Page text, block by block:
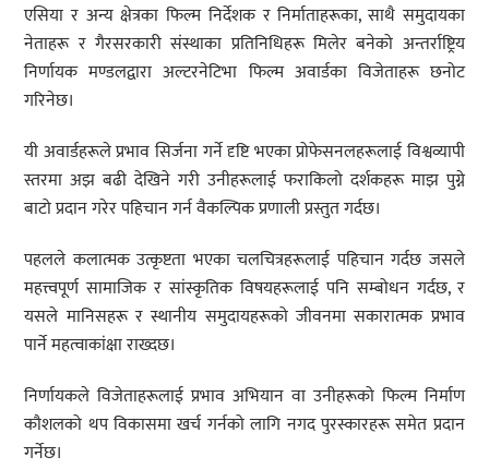
एसिया र अन्य क्षेत्रका फिल्म निर्देशक र निर्माताहरूका, साथै समुदायका
नेताहरू र गैरसरकारी संस्थाका प्रतिनिधिहरू मिलेर बनेको अन्तर्राष्ट्रिय
निर्णायक मण्डलद्वारा अल्टरनेटिभा फिल्म अवार्डका विजेताहरू छनोट
गरिनेछ।
यी अवार्डहरूले प्रभाव सिर्जना गर्ने दृष्टि भएका प्रोफेसनलहरूलाई विश्वव्यापी
स्तरमा अझ बढी देखिने गरी उनीहरूलाई फराकिलो दर्शकहरू माझ पुग्ने
बाटो प्रदान गरेर पहिचान गर्न वैकल्पिक प्रणाली प्रस्तुत गर्दछ।
पहलले कलात्मक उत्कृष्टता भएका चलचित्रहरूलाई पहिचान गर्दछ जसले
महत्त्वपूर्ण सामाजिक र सांस्कृतिक विषयहरूलाई पनि सम्बोधन गर्दछ, र
यसले मानिसहरू र स्थानीय समुदायहरूको जीवनमा सकारात्मक प्रभाव
पार्ने महत्वाकांक्षा राख्दछ।
निर्णायकले विजेताहरूलाई प्रभाव अभियान वा उनीहरूको फिल्म निर्माण
कौशलको थप विकासमा खर्च गर्नको लागि नगद पुरस्कारहरू समेत प्रदान
गर्नेछ।